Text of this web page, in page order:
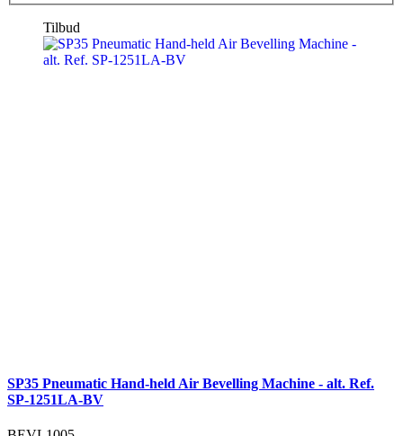
Tilbud
SP35 Pneumatic Hand-held Air Bevelling Machine - alt. Ref.
SP-1251LA-BV